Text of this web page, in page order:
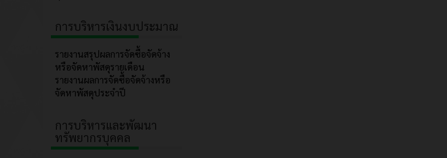
การบริหารเงินงบประมาณ
รายงานสรุปผลการจัดซื้อจัดจ้าง
หรือจัดหาพัสดุรายเดือน
รายงานผลการจัดซื้อจัดจ้างหรือ
จัดหาพัสดุประจำปี
การบริหารและพัฒนา
ทรัพยากรบุคคล